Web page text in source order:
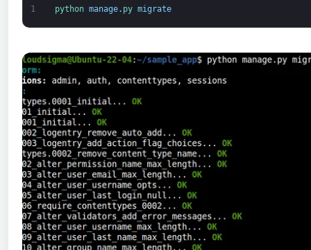
1 python manage. py migrate